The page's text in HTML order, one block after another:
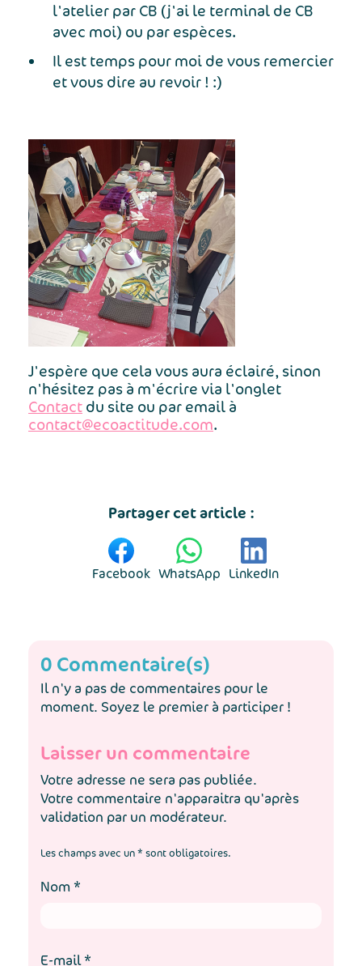
l'atelier par CB (j'ai le terminal de CB
avec moi) ou par espèces.
Il est temps pour moi de vous remercier
et vous dire au revoir ! :)
J'espère que cela vous aura éclairé, sinon
n'hésitez pas à m'écrire via l'onglet
Contact du site ou par email à
contact@ecoactitude.com.
Partager cet article :
Facebook WhatsApp LinkedIn
0 Commentaire(s)
Il n'y a pas de commentaires pour le
moment. Soyez le premier à participer !
Laisser un commentaire
Votre adresse ne sera pas publiée.
Votre commentaire n'apparaitra qu'après
validation par un modérateur.
Les champs avec un * sont obligatoires.
Nom *
E-mail*